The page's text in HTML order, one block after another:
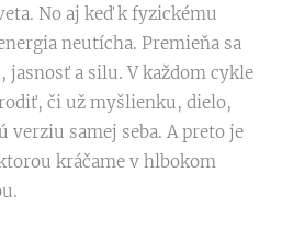
No aj keď k fyzickému
neutícha. Premieňa sa
a silu. V každom cykle
či už myšlienku, dielo,
verziu samej seba. A preto je
kráčame v hlbokom